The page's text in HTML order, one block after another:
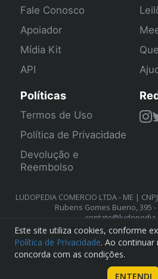
Fale Conosco
Apoiador
Mídia Kit
API
Políticas
Termos de Uso
Política de Privacidade
Devolução e
Reembolso
LUDOPEDIA COMERCIO LTDA - ME |
Rubens Gomes Bueno, 395
Este site utiliza cookies, conforme
Política de Privacidade. Ao continuar
concorda com as condições.
ENTENDI